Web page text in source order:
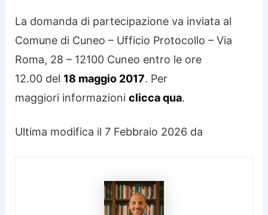
La domanda di partecipazione va inviata al
Comune di Cuneo – Ufficio Protocollo – Via
Roma, 28 – 12100 Cuneo entro le ore
12.00 del 18 maggio 2017. Per
maggiori informazioniclicca qua.
Ultima modifica il 7 Febbraio 2026 da